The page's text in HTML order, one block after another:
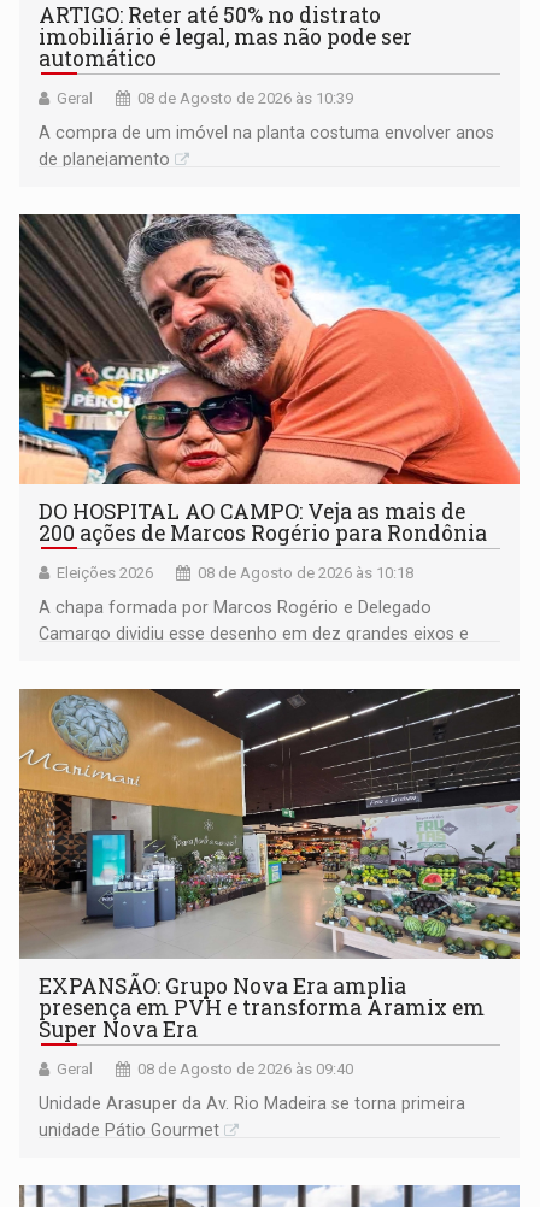
ARTIGO: Reter até 50% no distrato
imobiliário é legal, mas não pode ser
automático
Geral 08 de Agosto de 2026 às 10:39
A compra de um imóvel na planta costuma envolver anos
de planejamento
DO HOSPITAL AO CAMPO: Veja as mais de
200 ações de Marcos Rogério para Rondônia
Eleições 2026 08 de Agosto de 2026 às 10:18
A chapa formada por Marcos Rogério e Delegado
Camargo dividiu esse desenho em dez grandes eixos e
EXPANSÃO: Grupo Nova Era amplia
presença em PVH e transforma Aramix em
Super Nova Era
Geral 08 de Agosto de 2026 às 09:40
Unidade Arasuper da Av. Rio Madeira se torna primeira
unidade Pátio Gourmet